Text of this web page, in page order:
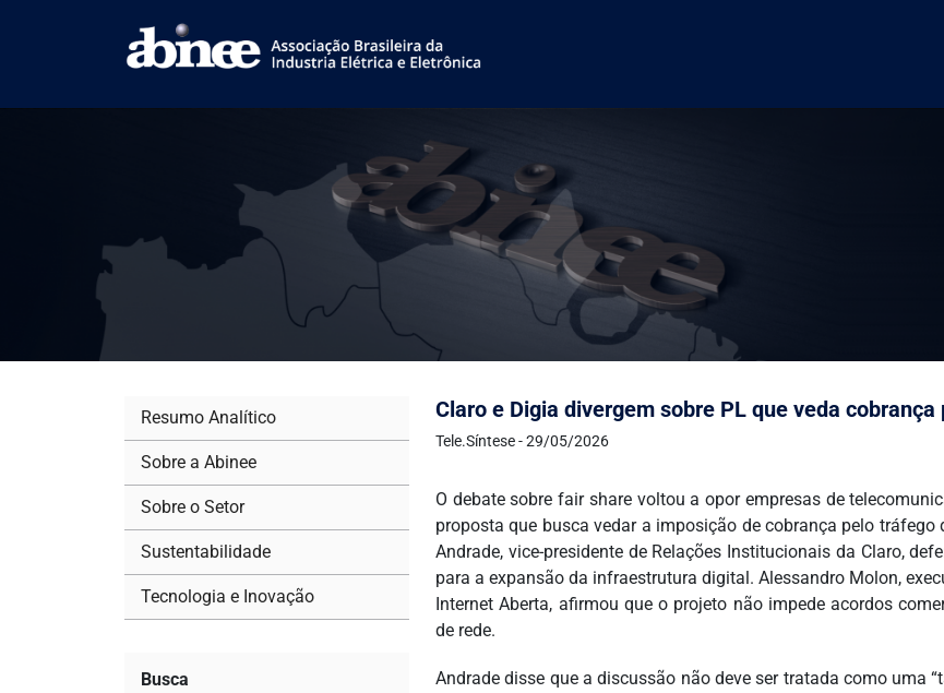
Claro e Digia divergem sobre PL que veda
Tele.Síntese - 29/05/2026
O debate sobre fair share voltou a opor empresas de
proposta que busca vedar a imposição de cobrança pelo
Andrade, vice-presidente de Relações Institucionais da Claro,
para a expansão da infraestrutura digital. Alessandro Molon,
Internet Aberta, afirmou que o projeto não impede acordos
de rede.
Andrade disse que a discussão não deve ser tratada como uma
Resumo Analítico
Sobre a Abinee
Sobre o Setor
Sustentabilidade
Tecnologia e Inovação
Busca